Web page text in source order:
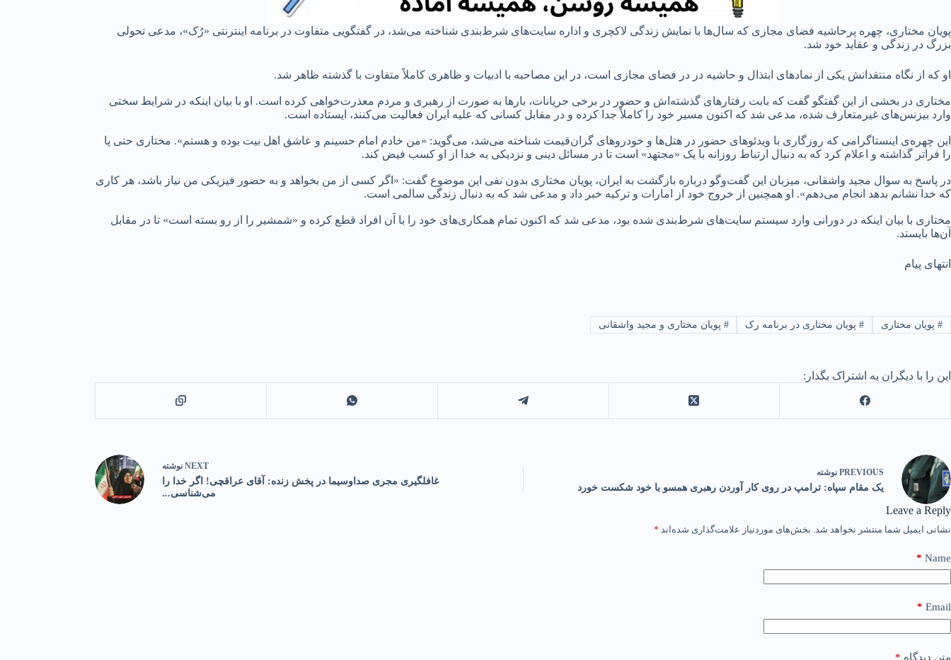
پویان مختاری، چهره پرحاشیه فضای مجازی که سال‌ها با نمایش زندگی لاکچری و اداره سایت‌های شرط‌بندی شناخته می‌شد، در گفتگویی متفاوت در برنامه اینترنتی «رُک»، مدعی تحولی
بزرگ در زندگی و عقاید خود شد.
او که از نگاه منتقدانش یکی از نمادهای ابتذال و حاشیه در در فضای مجازی است، در این مصاحبه با ادبیات و ظاهری کاملاً متفاوت با گذشته ظاهر شد.
مختاری در بخشی از این گفتگو گفت که بابت رفتارهای گذشته‌اش و حضور در برخی جریانات، بارها به صورت از رهبری و مردم معذرت‌خواهی کرده است. او با بیان اینکه در شرایط سختی
وارد بیزنس‌های غیرمتعارف شده، مدعی شد که اکنون مسیر خود را کاملاً جدا کرده و در مقابل کسانی که علیه ایران فعالیت می‌کنند، ایستاده است.
این چهره‌ی اینستاگرامی که روزگاری با ویدئوهای حضور در هتل‌ها و خودروهای گران‌قیمت شناخته می‌شد، می‌گوید: «من خادم امام حسینم و عاشق اهل بیت بوده و هستم». مختاری حتی پا
را فراتر گذاشته و اعلام کرد که به دنبال ارتباط روزانه با یک «مجتهد» است تا در مسائل دینی و نزدیکی به خدا از او کسب فیض کند.
در پاسخ به سوال مجید واشقانی، میزبان این گفت‌وگو درباره بازگشت به ایران، پویان مختاری بدون نفی این موضوع گفت: «اگر کسی از من بخواهد و به حضور فیزیکی من نیاز باشد، هر کاری
که خدا نشانم بدهد انجام می‌دهم». او همچنین از خروج خود از امارات و ترکیه خبر داد و مدعی شد که به دنبال زندگی سالمی است.
مختاری با بیان اینکه در دورانی وارد سیستم سایت‌های شرط‌بندی شده بود، مدعی شد که اکنون تمام همکاری‌های خود را با آن افراد قطع کرده و «شمشیر را از رو بسته است» تا در مقابل
آن‌ها بایستد.
انتهای پیام
#پویان مختاری #پویان مختاری در برنامه رک # پویان مختاری و مجید واشقانی
این را با دیگران به اشتراک بگذار:
PREVIOUS نوشته
یک مقام سپاه: ترامپ در روی کار آوردن رهبری همسو با خود شکست خورد
NEXT نوشته
غافلگیری مجری صداوسیما در پخش زنده: آقای عراقچی! اگر خدا را
می‌شناسی...
Leave a Reply
نشانی ایمیل شما منتشر نخواهد شد. بخش‌های موردنیاز علامت‌گذاری شده‌اند *
Name
*
Email
*
متن دیدگاه *